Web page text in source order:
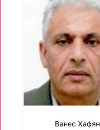
Ванес Хафян